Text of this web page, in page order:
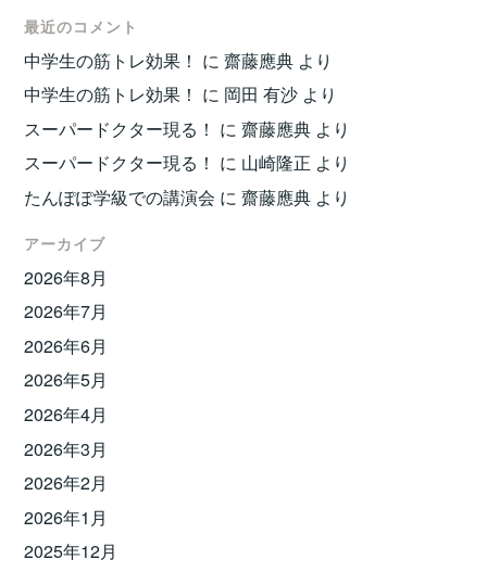
最近のコメント
中学生の筋トレ効果！ に齋藤應典 より
中学生の筋トレ効果！ に 岡田 有沙 より
スーパードクター現る！ に齋藤應典 より
スーパードクター現る！ に 山崎隆正 より
たんぽぽ学級での講演会 に齋藤應典 より
アーカイブ
2026年8月
2026年7月
2026年6月
2026年5月
2026年4月
2026年3月
2026年2月
2026年1月
2025年12月